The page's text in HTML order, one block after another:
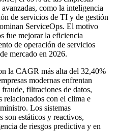
como la inteligencia
de servicios de TI y de gestión
ServiceOps. El motivo
fue mejorar la eficiencia
de operación de servicios
mercado en 2026.
la CAGR más alta del 32,40%
modernas enfrentan
filtraciones de datos,
relacionados con el clima e
Los sistemas
son estáticos y reactivos,
de riesgos predictiva y en